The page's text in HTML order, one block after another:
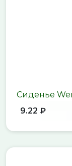
Сиденье
9.22 ₽